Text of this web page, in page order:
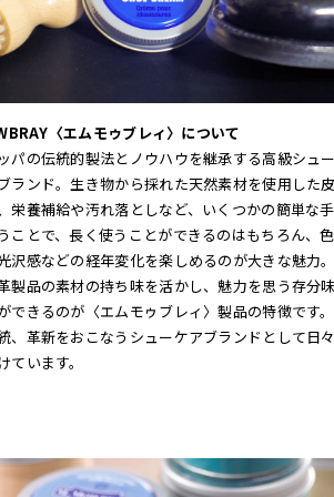
〈エムモゥブレィ〉について
パの伝統的製法とノウハウを継承する高級シュ
ランド。生き物から採れた天然素材を使用した
栄養補給や汚れ落としなど、いくつかの簡単な
ことで、長く使うことができるのはもちろん、
沢感などの経年変化を楽しめるのが大きな魅力
製品の素材の持ち味を活かし、魅力を思う存分
できるのが〈エムモゥブレィ〉製品の特徴です
、革新をおこなうシューケアブランドとして日
ています。